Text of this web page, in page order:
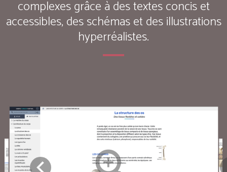
complexes grâce à des textes concis et
accessibles, des schémas et des illustrations
hyperréalistes.